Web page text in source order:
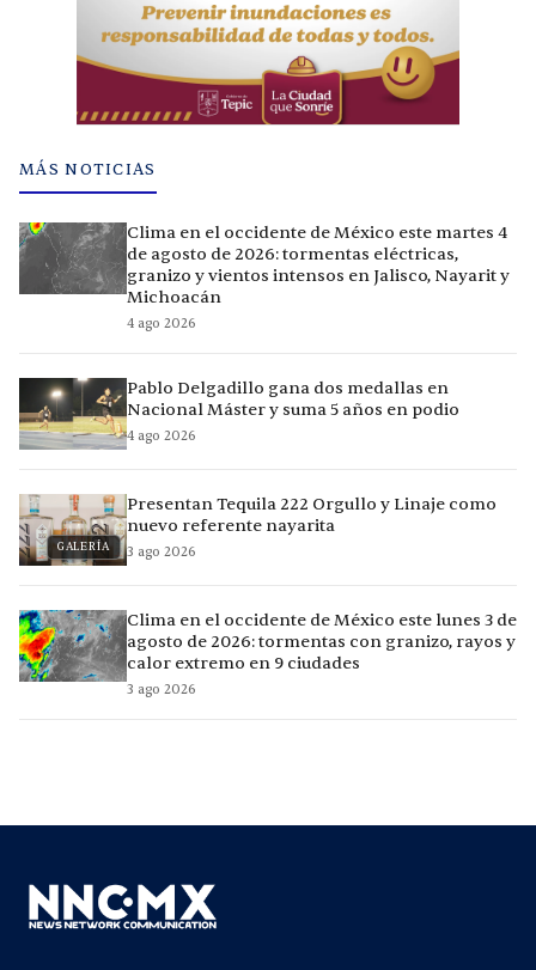
MÁS NOTICIAS
Clima en el occidente de México este martes 4
de agosto de 2026: tormentas eléctricas,
granizo y vientos intensos en Jalisco, Nayarit y
Michoacán
4 ago 2026
Pablo Delgadillo gana dos medallas en
Nacional Máster y suma 5 años en podio
4 ago 2026
GALERÍA
Presentan Tequila 222 Orgullo y Linaje como
nuevo referente nayarita
3 ago 2026
Clima en el occidente de México este lunes 3 de
agosto de 2026: tormentas con granizo, rayos y
calor extremo en 9 ciudades
3 ago 2026